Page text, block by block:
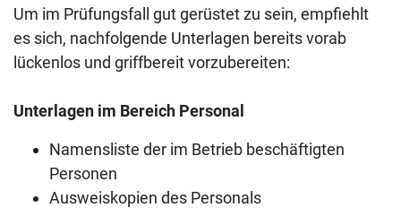
Um im Prüfungsfall gut gerüstet zu sein, empfiehlt
es sich, nachfolgende Unterlagen bereits vorab
lückenlos und griffbereit vorzubereiten:
Unterlagen im Bereich Personal
Namensliste der im Betrieb beschäftigten
Personen
Ausweiskopien des Personals